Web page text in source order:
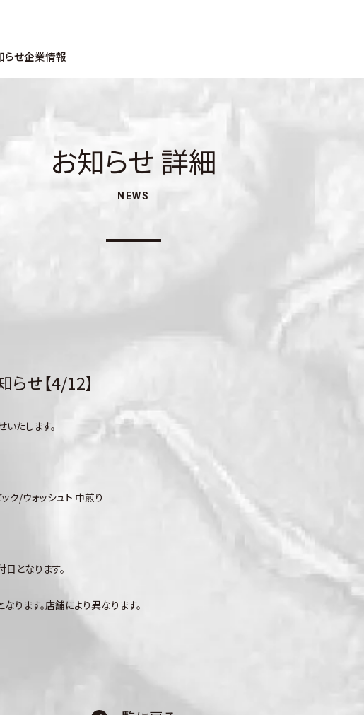
らせ企業情報
お知らせ 詳細
NEWS
せ【4/12】
たします。
ク/ウォッシュト 中煎り
となります。
ます。店舗により異なります。